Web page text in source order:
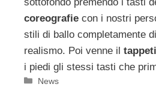
coreografie con i nostri
stili di ballo completamente
realismo. Poi venne il
i piedi gli stessi tasti che
Categorie
News